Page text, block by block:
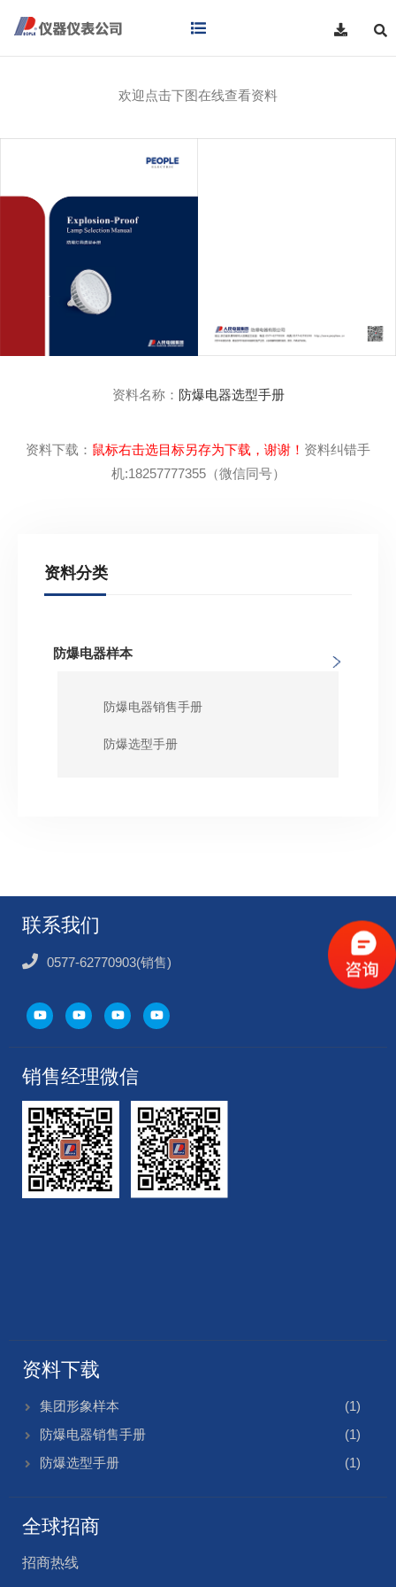
欢迎点击下图在线查看资料
资料名称： 防爆电器选型手册
资料下载： 鼠标右击选目标另存为下载，谢谢！ 资料纠错手
机:18257777355（微信同号）
资料分类
防爆电器样本
防爆电器销售手册
防爆选型手册
联系我们
0577-62770903(销售)
销售经理微信
资料下载
集团形象样本
(1)
防爆电器销售手册
(1)
防爆选型手册
(1)
全球招商
招商热线